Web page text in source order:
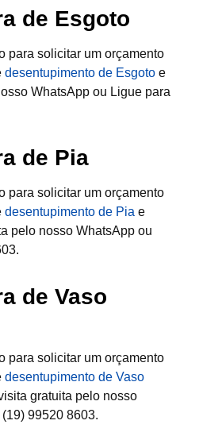
de Esgoto
para solicitar um orçamento
desentupimento de Esgoto e
WhatsApp ou Ligue para
de Pia
para solicitar um orçamento
desentupimento de Pia e
pelo nosso WhatsApp ou
de Vaso
para solicitar um orçamento
desentupimento de Vaso
gratuita pelo nosso
99520 8603.